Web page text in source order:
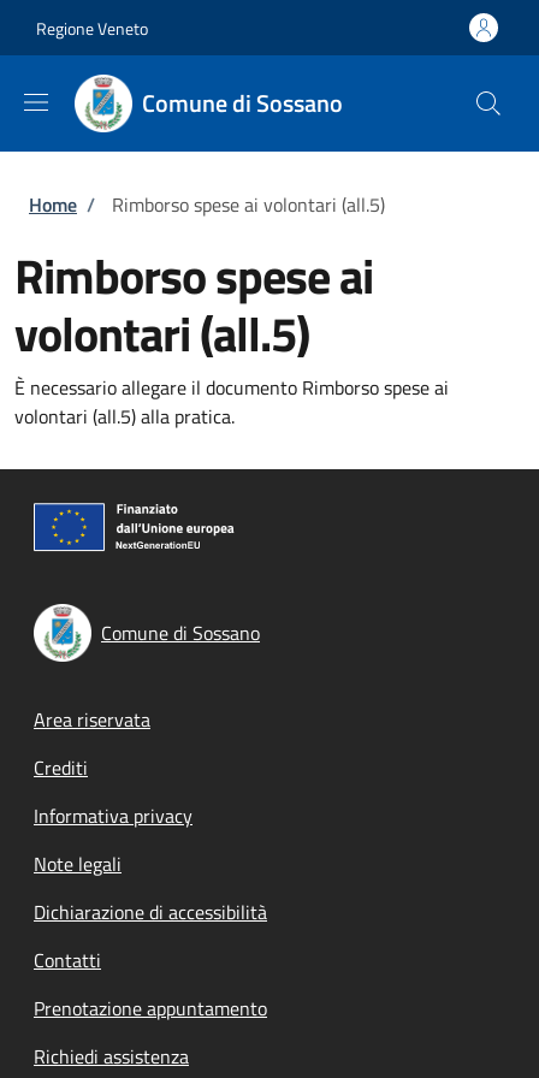
Regione Veneto
Comune di Sossano
Briciole di pane
Home / Rimborso spese ai volontari (all.5)
Rimborso spese ai
volontari (all.5)
È necessario allegare il documento Rimborso spese ai
volontari (all.5) alla pratica.
Comune di Sossano
Footer menu
Area riservata
Crediti
Informativa privacy
Note legali
Dichiarazione di accessibilità
Contatti
Prenotazione appuntamento
Richiedi assistenza